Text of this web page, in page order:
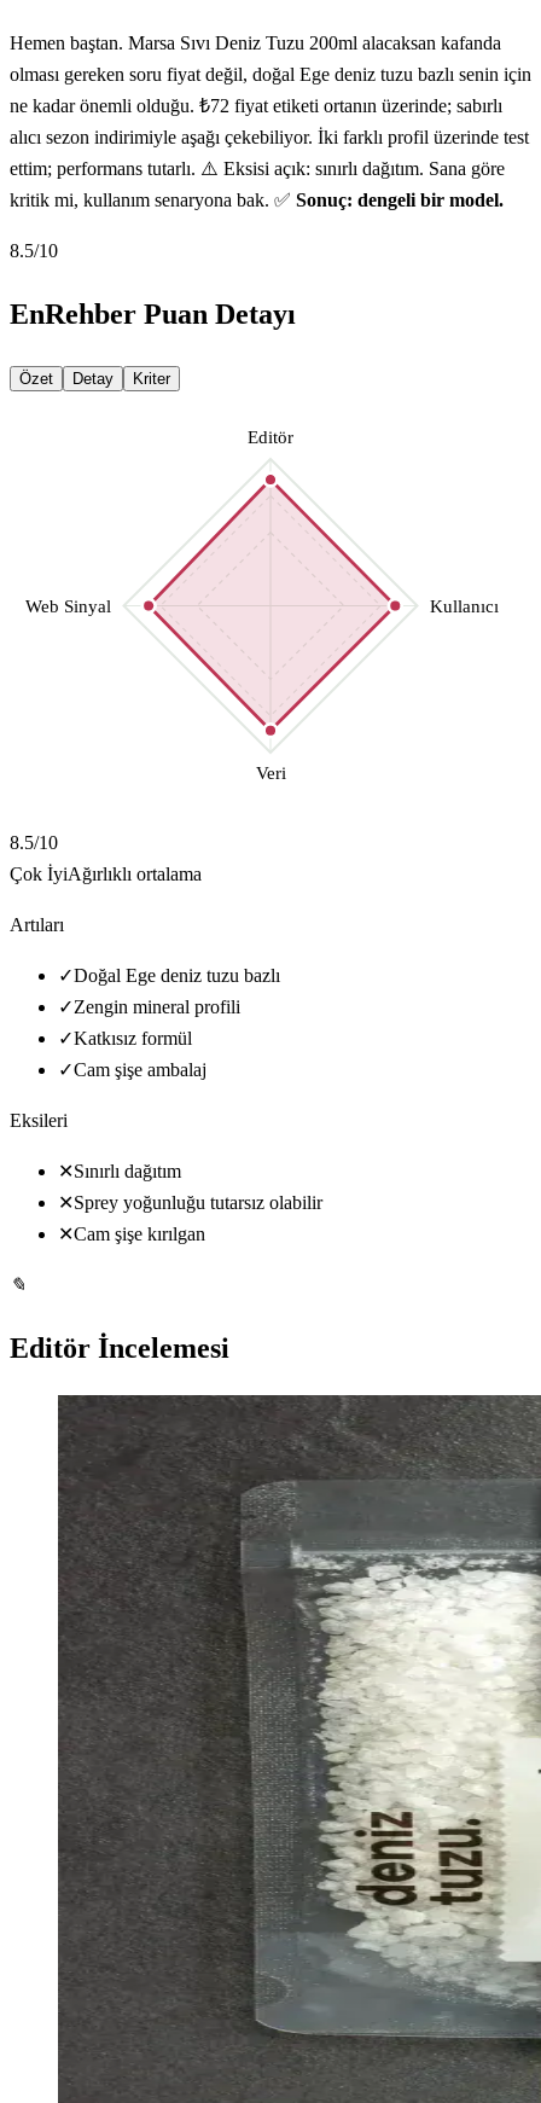
Hemen baştan. Marsa Sıvı Deniz Tuzu 200ml alacaksan kafanda
olması gereken soru fiyat değil, doğal Ege deniz tuzu bazlı senin için
ne kadar önemli olduğu. ₺72 fiyat etiketi ortanın üzerinde; sabırlı
alıcı sezon indirimiyle aşağı çekebiliyor. İki farklı profil üzerinde test
ettim; performans tutarlı. ⚠️ Eksisi açık: sınırlı dağıtım. Sana göre
kritik mi, kullanım senaryona bak. ✅ Sonuç: dengeli bir model.
8.5/10
EnRehber Puan Detayı
Özet Detay Kriter
Editör
Kullanıcı
Veri
Web Sinyal
8.5/10
Çok İyiAğırlıklı ortalama
Artıları
✓Doğal Ege deniz tuzu bazlı
✓Zengin mineral profili
✓Katkısız formül
✓Cam şişe ambalaj
Eksileri
✕Sınırlı dağıtım
✕Sprey yoğunluğu tutarsız olabilir
✕Cam şişe kırılgan
✎
Editör İncelemesi